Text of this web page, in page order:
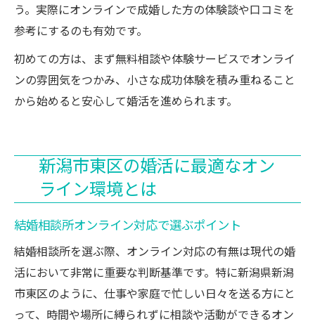
う。実際にオンラインで成婚した方の体験談や口コミを
参考にするのも有効です。
初めての方は、まず無料相談や体験サービスでオンライ
ンの雰囲気をつかみ、小さな成功体験を積み重ねること
から始めると安心して婚活を進められます。
新潟市東区の婚活に最適なオン
ライン環境とは
結婚相談所オンライン対応で選ぶポイント
結婚相談所を選ぶ際、オンライン対応の有無は現代の婚
活において非常に重要な判断基準です。特に新潟県新潟
市東区のように、仕事や家庭で忙しい日々を送る方にと
って、時間や場所に縛られずに相談や活動ができるオン